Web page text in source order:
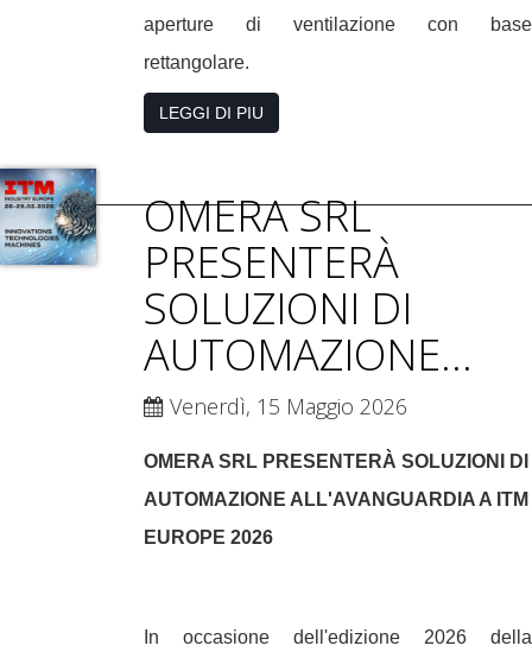
aperture di ventilazione con base
rettangolare.
LEGGI DI PIU
OMERA SRL
PRESENTERÀ
SOLUZIONI DI
AUTOMAZIONE...
Venerdì, 15 Maggio 2026
OMERA SRL PRESENTERÀ SOLUZIONI DI
AUTOMAZIONE ALL'AVANGUARDIA A ITM
EUROPE 2026
In occasione dell'edizione 2026 della